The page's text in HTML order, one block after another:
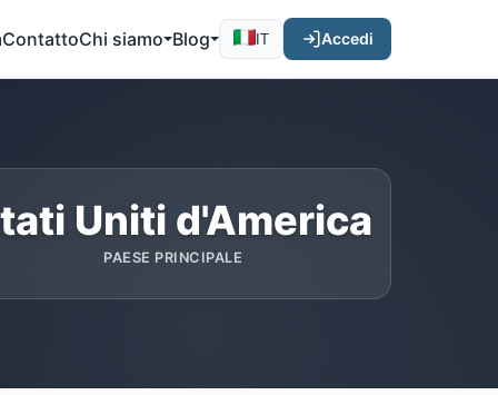
ContattoChi siamo Blog IT Accedi
Uniti d'America
PAESE PRINCIPALE